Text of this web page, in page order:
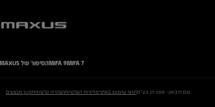
MIFA 7
MIFA 9הסיפור של MAXUS
שם היבואן- אוטו חן בע"מתנאי שימוש באתרמדיניות הפרטיותהצהרת נגישותתקנון מבצעים